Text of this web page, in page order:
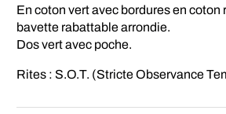
En coton vert avec bordures en coton
bavette rabattable arrondie.
Dos vert avec poche.
Rites : S.O.T. (Stricte Observance